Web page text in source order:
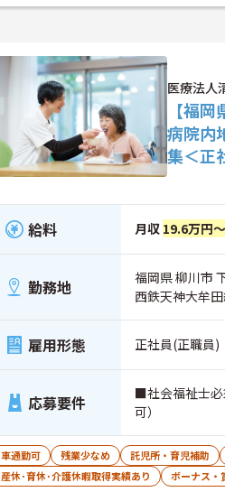
医療法
【福
病院内
集＜正
給料 月収 19.6万円
勤務地
福岡県 柳川市
西鉄天神大牟
雇用形態 正社員(正職員)
応募要件
■社会福祉士
可）
車通勤可 残業少なめ 託児所・育児補助
産休･育休･介護休暇取得実績あり
ボーナス・